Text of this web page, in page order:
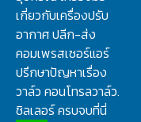
เกี่ยวกับเครื่องปรับ
อากาศ ปลีก-ส่ง
คอมเพรสเซอร์แอร์
ปรึกษาปัญหาเรื่อง
วาล์ว คอนโทรลวาล์ว.
ชิลเลอร์ ครบจบที่นี่